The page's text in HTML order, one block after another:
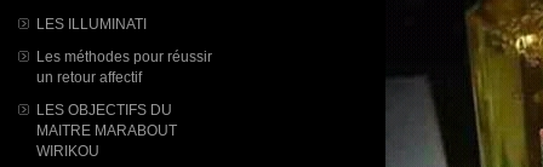
LES ILLUMINATI
Les méthodes pour réussir
un retour affectif
LES OBJECTIFS DU
MAITRE MARABOUT
WIRIKOU